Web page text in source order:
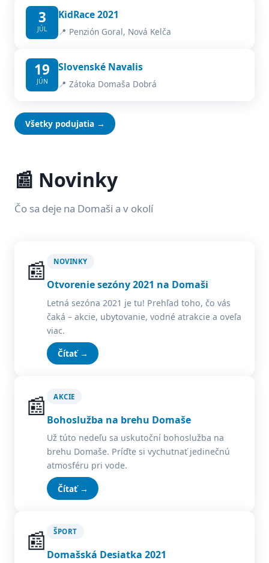
3
JÚL
KidRace 2021
📍 Penzión Goral, Nová Kelča
19
JÚN
Slovenské Navalis
📍 Zátoka Domaša Dobrá
Všetky podujatia →
📰 Novinky
Čo sa deje na Domaši a v okolí
📰 NOVINKY
Otvorenie sezóny 2021 na Domaši
Letná sezóna 2021 je tu! Prehľad toho, čo vás
čaká – akcie, ubytovanie, vodné atrakcie a oveľa
viac.
Čítať →
📰 AKCIE
Bohoslužba na brehu Domaše
Už túto nedeľu sa uskutoční bohoslužba na
brehu Domaše. Príďte si vychutnať jedinečnú
atmosféru pri vode.
Čítať →
📰 ŠPORT
Domašská Desiatka 2021